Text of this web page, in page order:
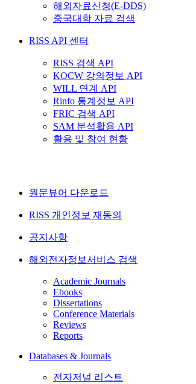
해외자료신청(E-DDS)
중국대학 자료 검색
RISS API 센터
RISS 검색 API
KOCW 강의정보 API
WILL 연계 API
Rinfo 통계정보 API
FRIC 검색 API
SAM 분석활용 API
활용 및 참여 현황
원문뷰어 다운로드
RISS 개인정보 재동의
공지사항
해외전자정보서비스 검색
Academic Journals
Ebooks
Dissertations
Conference Materials
Reviews
Reports
Databases & Journals
전자저널 리스트